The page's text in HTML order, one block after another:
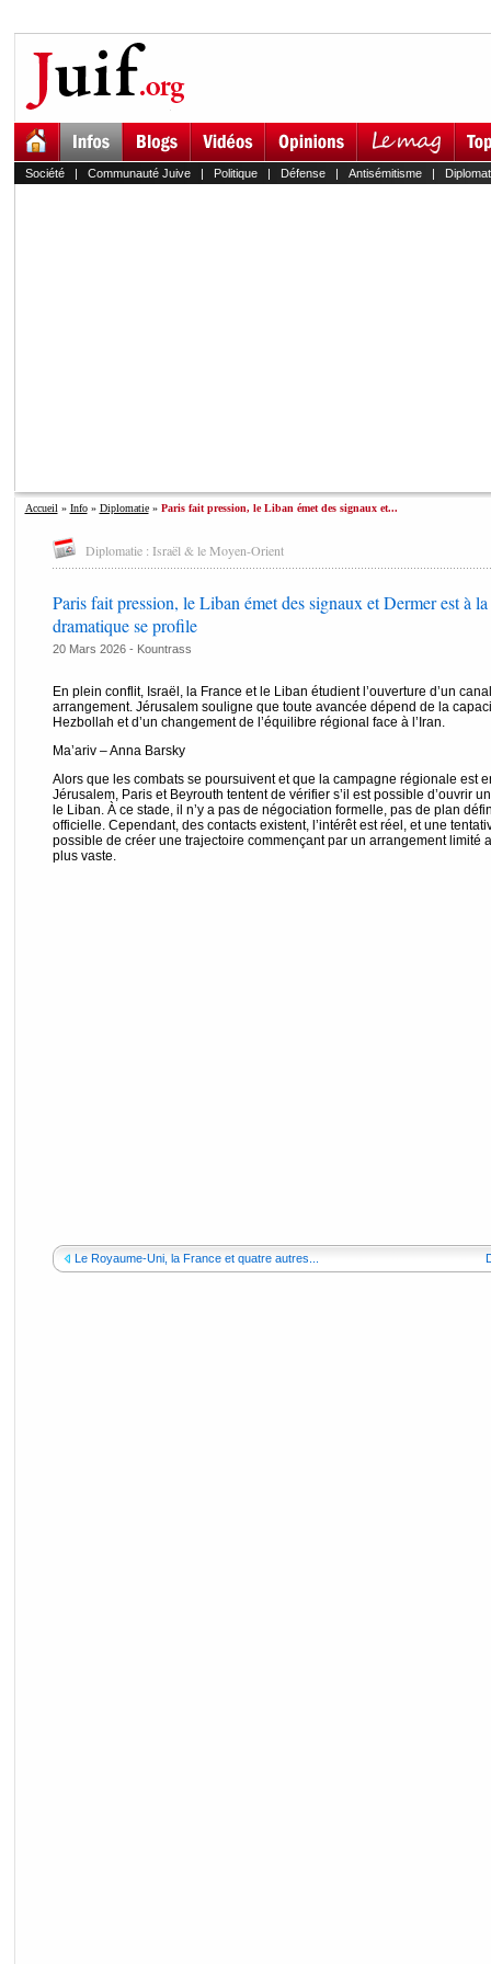
Société| Communauté Juive| Politique| Défense| Antisémitisme|
Accueil » Info» Diplomatie» Paris fait pression, le Liban émet des signaux et...
Diplomatie : Israël & le Moyen-Orient
Paris fait pression, le Liban émet des signaux et Dermer est à
dramatique se profile
20 Mars 2026 - Kountrass
En plein conflit, Israël, la France et le Liban étudient l’ouverture d’un
arrangement. Jérusalem souligne que toute avancée dépend de la
Hezbollah et d’un changement de l’équilibre régional face à l’Iran.
Ma’ariv – Anna Barsky
Alors que les combats se poursuivent et que la campagne régionale est
Jérusalem, Paris et Beyrouth tentent de vérifier s’il est possible d’ouvrir
le Liban. À ce stade, il n’y a pas de négociation formelle, pas de plan
officielle. Cependant, des contacts existent, l’intérêt est réel, et une
possible de créer une trajectoire commençant par un arrangement limité
plus vaste.
Le Royaume-Uni, la France et quatre autres...